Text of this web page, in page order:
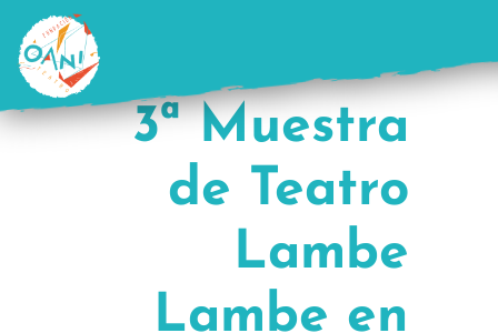
contenido
3ª Muestra
de Teatro
Lambe
Lambe en